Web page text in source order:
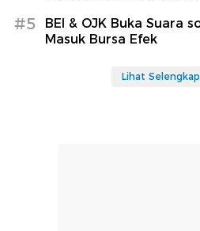
#5
BEI & OJK Buka Suara
Masuk Bursa Efek
Lihat